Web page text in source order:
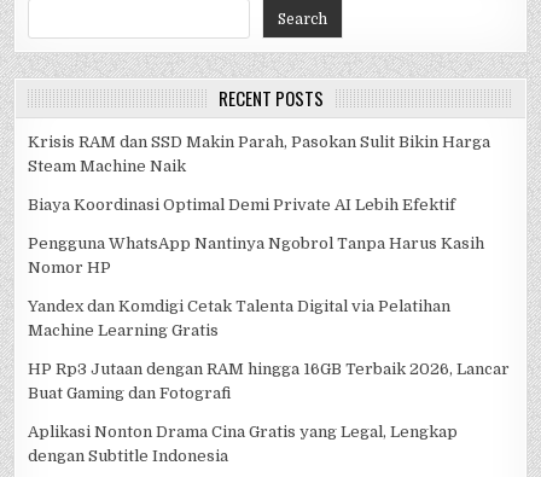
Search
RECENT POSTS
Krisis RAM dan SSD Makin Parah, Pasokan Sulit Bikin Harga
Steam Machine Naik
Biaya Koordinasi Optimal Demi Private AI Lebih Efektif
Pengguna WhatsApp Nantinya Ngobrol Tanpa Harus Kasih
Nomor HP
Yandex dan Komdigi Cetak Talenta Digital via Pelatihan
Machine Learning Gratis
HP Rp3 Jutaan dengan RAM hingga 16GB Terbaik 2026, Lancar
Buat Gaming dan Fotografi
Aplikasi Nonton Drama Cina Gratis yang Legal, Lengkap
dengan Subtitle Indonesia